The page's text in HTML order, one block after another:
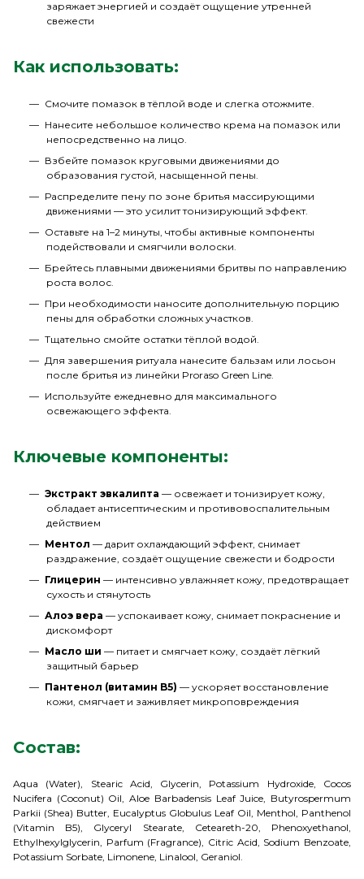
заряжает энергией и создаёт ощущение утренней
свежести
Как использовать:
Смочите помазок в тёплой воде и слегка отожмите.
Нанесите небольшое количество крема на помазок или
непосредственно на лицо.
Взбейте помазок круговыми движениями до
образования густой, насыщенной пены.
Распределите пену по зоне бритья массирующими
движениями — это усилит тонизирующий эффект.
Оставьте на 1–2 минуты, чтобы активные компоненты
подействовали и смягчили волоски.
Брейтесь плавными движениями бритвы по направлению
роста волос.
При необходимости наносите дополнительную порцию
пены для обработки сложных участков.
Тщательно смойте остатки тёплой водой.
Для завершения ритуала нанесите бальзам или лосьон
после бритья из линейки Proraso Green Line.
Используйте ежедневно для максимального
освежающего эффекта.
Ключевые компоненты:
Экстракт эвкалипта — освежает и тонизирует кожу,
обладает антисептическим и противовоспалительным
действием
Ментол — дарит охлаждающий эффект, снимает
раздражение, создаёт ощущение свежести и бодрости
Глицерин — интенсивно увлажняет кожу, предотвращает
сухость и стянутость
Алоэ вера — успокаивает кожу, снимает покраснение и
дискомфорт
Масло ши — питает и смягчает кожу, создаёт лёгкий
защитный барьер
Пантенол (витамин B5) — ускоряет восстановление
кожи, смягчает и заживляет микроповреждения
Состав:
Aqua (Water), Stearic Acid, Glycerin, Potassium Hydroxide, Cocos
Nucifera (Coconut) Oil, Aloe Barbadensis Leaf Juice, Butyrospermum
Parkii (Shea) Butter, Eucalyptus Globulus Leaf Oil, Menthol, Panthenol
(Vitamin B5), Glyceryl Stearate, Ceteareth-20, Phenoxyethanol,
Ethylhexylglycerin, Parfum (Fragrance), Citric Acid, Sodium Benzoate,
Potassium Sorbate, Limonene, Linalool, Geraniol.